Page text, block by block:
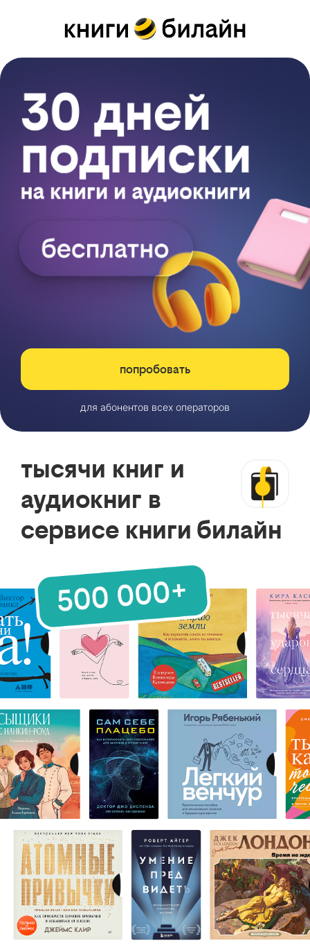
попробовать
для абонентов всех операторов
тысячи книг и
аудиокниг в
сервисе книги билайн